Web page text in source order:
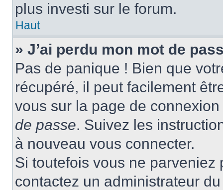
plus investi sur le forum.
Haut
» J’ai perdu mon mot de
Pas de panique ! Bien que
récupéré, il peut facilement
vous sur la page de
de passe. Suivez les
à nouveau vous connecter.
Si toutefois vous ne
contactez un administrateur